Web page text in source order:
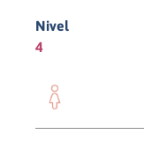
Nivel
4
Mujer